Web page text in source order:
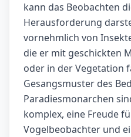
kann das Beobachten
Herausforderung
vornehmlich von
die er mit geschickten
oder in der Vegetation
Gesangsmuster des
Paradiesmonarchen
komplex, eine Freude
Vogelbeobachter und